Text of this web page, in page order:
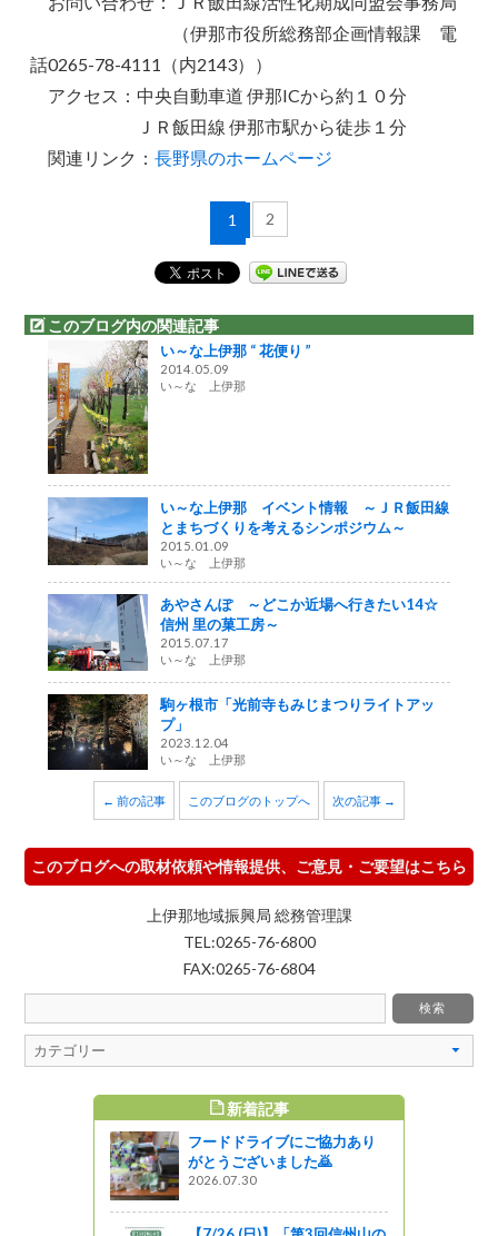
（伊那市役所総務部企画情報課 電
話0265-78-4111（内2143））
アクセス：中央自動車道 伊那ICから約１０分
ＪＲ飯田線 伊那市駅から徒歩１分
関連リンク：長野県のホームページ
1 2
このブログ内の関連記事
い～な上伊那 “ 花便り ”
2014.05.09
い～な 上伊那
い～な上伊那 イベント情報 ～ＪＲ飯田線
とまちづくりを考えるシンポジウム～
2015.01.09
い～な 上伊那
あやさんぽ ～どこか近場へ行きたい14☆
信州 里の菓工房～
2015.07.17
い～な 上伊那
駒ヶ根市「光前寺もみじまつりライトアッ
プ」
2023.12.04
い～な 上伊那
← 前の記事 このブログのトップへ 次の記事 →
このブログへの取材依頼や情報提供、ご意見・ご要望はこちら
上伊那地域振興局 総務管理課
TEL:0265-76-6800
FAX:0265-76-6804
新着記事
フードドライブにご協力あり
がとうございました🙇
2026.07.30